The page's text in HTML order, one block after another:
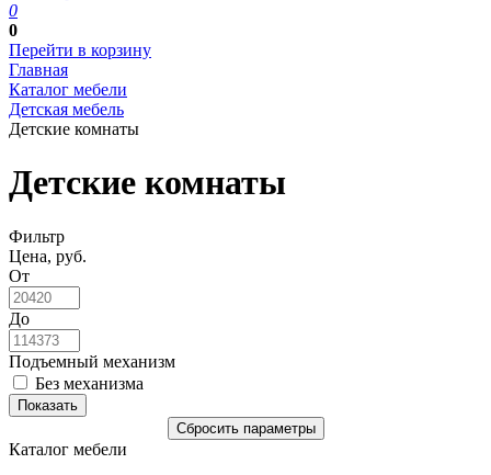
0
0
Перейти в корзину
Главная
Каталог мебели
Детская мебель
Детские комнаты
Детские комнаты
Фильтр
Цена, руб.
От
До
Подъемный механизм
Без механизма
Каталог мебели